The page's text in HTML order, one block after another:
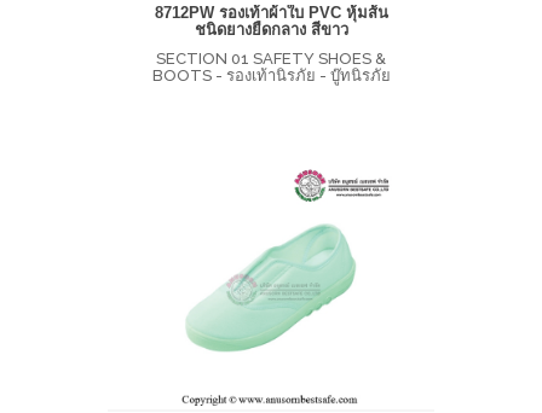
8712PW รองเท้าผ้าใบ PVC หุ้มส้น
ชนิดยางยืดกลาง สีขาว
SECTION 01 SAFETY SHOES &
BOOTS - รองเท้านิรภัย - บู๊ทนิรภัย